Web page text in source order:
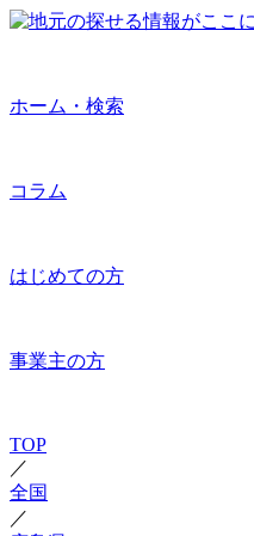
ホーム・検索
コラム
はじめての方
事業主の方
TOP
／
全国
／